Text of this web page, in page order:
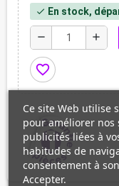
check En stock,
remove add
favorite_border
Ce site Web utilise
pour améliorer nos
publicités liées à
habitudes de
consentement à
Accepter.